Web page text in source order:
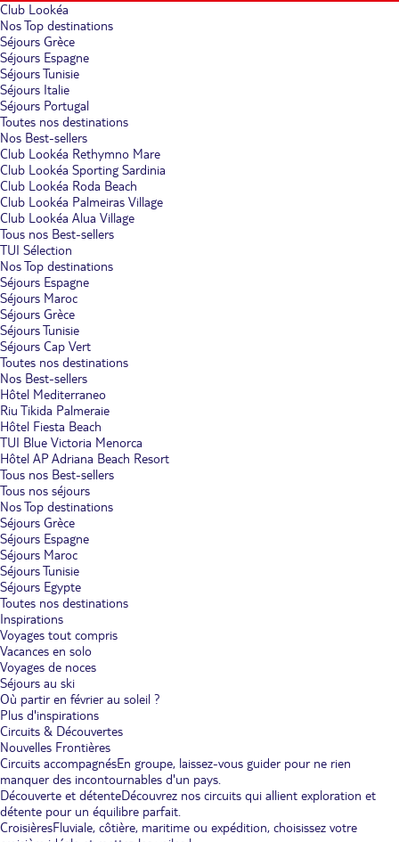
Club Lookéa
Nos Top destinations
Séjours Grèce
Séjours Espagne
Séjours Tunisie
Séjours Italie
Séjours Portugal
Toutes nos destinations
Nos Best-sellers
Club Lookéa Rethymno Mare
Club Lookéa Sporting Sardinia
Club Lookéa Roda Beach
Club Lookéa Palmeiras Village
Club Lookéa Alua Village
Tous nos Best-sellers
TUI Sélection
Nos Top destinations
Séjours Espagne
Séjours Maroc
Séjours Grèce
Séjours Tunisie
Séjours Cap Vert
Toutes nos destinations
Nos Best-sellers
Hôtel Mediterraneo
Riu Tikida Palmeraie
Hôtel Fiesta Beach
TUI Blue Victoria Menorca
Hôtel AP Adriana Beach Resort
Tous nos Best-sellers
Tous nos séjours
Nos Top destinations
Séjours Grèce
Séjours Espagne
Séjours Maroc
Séjours Tunisie
Séjours Egypte
Toutes nos destinations
Inspirations
Voyages tout compris
Vacances en solo
Voyages de noces
Séjours au ski
Où partir en février au soleil ?
Plus d'inspirations
Circuits & Découvertes
Nouvelles Frontières
Circuits accompagnésEn groupe, laissez-vous guider pour ne rien
manquer des incontournables d'un pays.
Découverte et détenteDécouvrez nos circuits qui allient exploration et
détente pour un équilibre parfait.
CroisièresFluviale, côtière, maritime ou expédition, choisissez votre